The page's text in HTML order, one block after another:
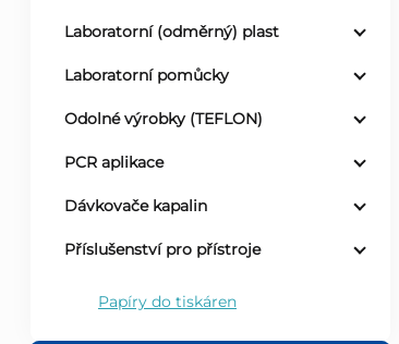
Laboratorní (odměrný) plast
Laboratorní pomůcky
Odolné výrobky (TEFLON)
PCR aplikace
Dávkovače kapalin
Příslušenství pro přístroje
Papíry do tiskáren